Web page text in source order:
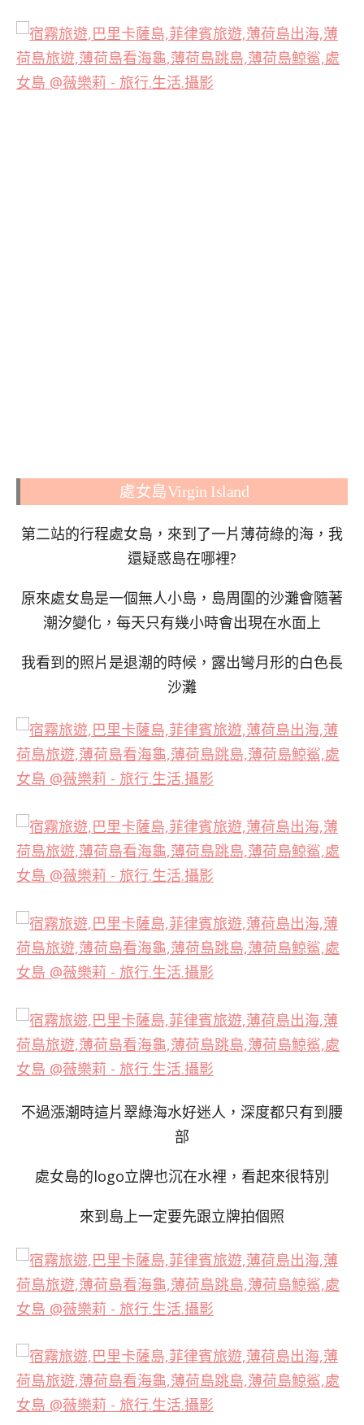
處女島Virgin Island
第二站的行程處女島，來到了一片薄荷綠的海，我
還疑惑島在哪裡?
原來處女島是一個無人小島，島周圍的沙灘會隨著
潮汐變化，每天只有幾小時會出現在水面上
我看到的照片是退潮的時候，露出彎月形的白色長
沙灘
不過漲潮時這片翠綠海水好迷人，深度都只有到腰
部
處女島的logo立牌也沉在水裡，看起來很特別
來到島上一定要先跟立牌拍個照